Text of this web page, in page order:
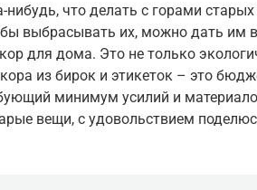
что делать с горами
выбрасывать их, можно дать им
для дома. Это не только
из бирок и этикеток – это
минимум усилий и
вещи, с удовольствием